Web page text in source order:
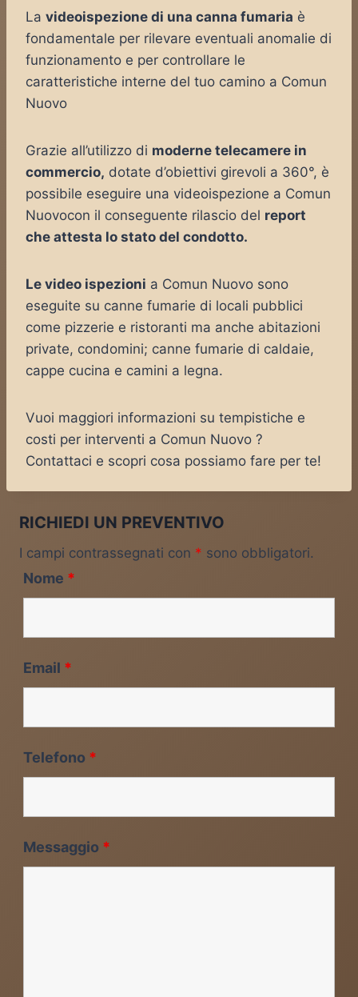
La videoispezione di una canna fumaria è
fondamentale per rilevare eventuali anomalie di
funzionamento e per controllare le
caratteristiche interne del tuo camino a Comun
Nuovo
Grazie all’utilizzo di moderne telecamere in
commercio, dotate d’obiettivi girevoli a 360°, è
possibile eseguire una videoispezione a Comun
Nuovocon il conseguente rilascio del report
che attesta lo stato del condotto.
Le video ispezioni a Comun Nuovo sono
eseguite su canne fumarie di locali pubblici
come pizzerie e ristoranti ma anche abitazioni
private, condomini; canne fumarie di caldaie,
cappe cucina e camini a legna.
Vuoi maggiori informazioni su tempistiche e
costi per interventi a Comun Nuovo ?
Contattaci e scopri cosa possiamo fare per te!
RICHIEDI UN PREVENTIVO
I campi contrassegnati con * sono obbligatori.
Nome *
Email *
Telefono *
Messaggio *